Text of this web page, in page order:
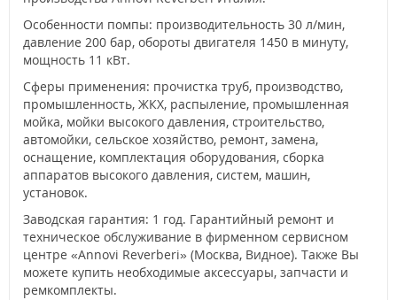
Особенности помпы: производительность 30 л/мин,
давление 200 бар, обороты двигателя 1450 в минуту,
мощность 11 кВт.
Сферы применения: прочистка труб, производство,
промышленность, ЖКХ, распыление, промышленная
мойка, мойки высокого давления, строительство,
автомойки, сельское хозяйство, ремонт, замена,
оснащение, комплектация оборудования, сборка
аппаратов высокого давления, систем, машин,
установок.
Заводская гарантия: 1 год. Гарантийный ремонт и
техническое обслуживание в фирменном сервисном
центре «Annovi Reverberi» (Москва, Видное). Также Вы
можете купить необходимые аксессуары, запчасти и
ремкомплекты.